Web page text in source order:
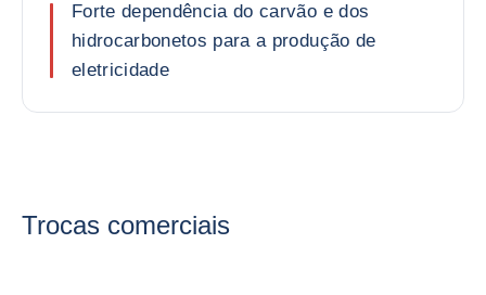
Forte dependência do carvão e dos
hidrocarbonetos para a produção de
eletricidade
Trocas comerciais